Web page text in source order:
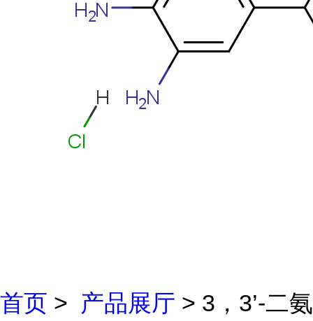
首页 > 产品展厅 > 3，3’-二氨